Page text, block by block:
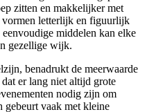
zitten en makkelijker met
vormen letterlijk en figuurlijk
middelen kan elke
gezellige wijk.
benadrukt de meerwaarde
er lang niet altijd grote
nodig zijn om
gebeurt vaak met kleine